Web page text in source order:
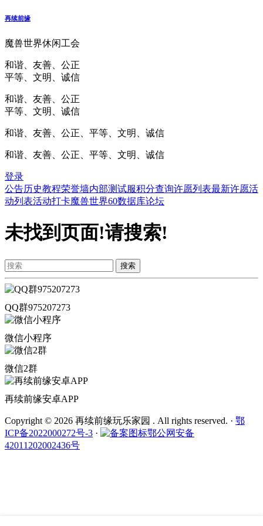
再续前缘
魔兽世界休闲工会
和谐、友善、公正
平等、文明、诚信
和谐、友善、公正
平等、文明、诚信
和谐、友善、公正、平等、文明、诚信
和谐、友善、公正、平等、文明、诚信
登录
公告历史教程荣誉墙内部测试服积分查询许愿列表最新许愿活
动列表活动打卡魔兽世界60数据库论坛
未找到页面!请搜索!
搜索
QQ群975207273
微信小程序
微信2群
再续前缘安卓APP
Copyright © 2026 再续前缘玩乐家园 . All rights reserved. · 鄂
ICP备2022000272号-3 ·
鄂公网安备
42011202002436号